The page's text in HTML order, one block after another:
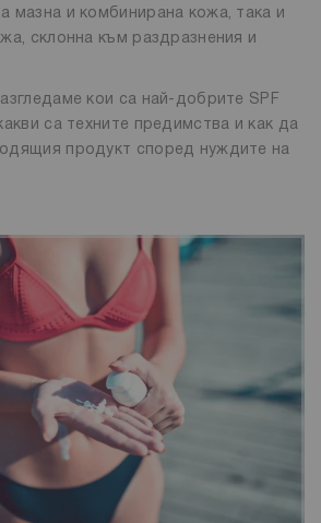
мазна и комбинирана кожа, така и
склонна към раздразнения и
кои са най-добрите SPF
са техните предимства и как да
продукт според нуждите на